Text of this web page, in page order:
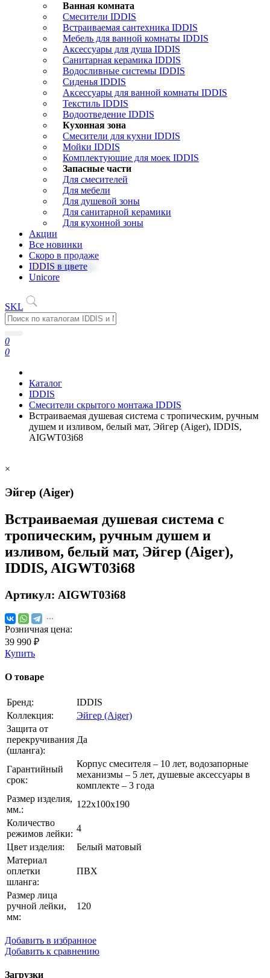
Ванная комната
Смесители IDDIS
Встраиваемая сантехника IDDIS
Мебель для ванной комнаты IDDIS
Аксессуары для душа IDDIS
Санитарная керамика IDDIS
Водосливные системы IDDIS
Сиденья IDDIS
Аксессуары для ванной комнаты IDDIS
Текстиль IDDIS
Водоотведение IDDIS
Кухонная зона
Смесители для кухни IDDIS
Мойки IDDIS
Комплектующие для моек IDDIS
Запасные части
Для смесителей
Для мебели
Для душевой зоны
Для санитарной керамики
Для кухонной зоны
Акции
Все новинки
Скоро в продаже
IDDIS в цвете
Unicore
SKL
0
0
Каталог
IDDIS
Смесители скрытого монтажа IDDIS
Встраиваемая душевая система с тропическим, ручным
душем и изливом, белый мат, Эйгер (Aiger), IDDIS,
AIGWT03i68
×
Эйгер (Aiger)
Встраиваемая душевая система с
тропическим, ручным душем и
изливом, белый мат, Эйгер (Aiger),
IDDIS, AIGWT03i68
Артикул: AIGWT03i68
Розничная цена:
39 990 ₽
Купить
О товаре
Бренд:
IDDIS
Коллекция:
Эйгер (Aiger)
Защита от
перекручивания
(шланга):
Да
Гарантийный
срок:
Корпус смесителя – 10 лет, водозапорные
механизмы – 5 лет, душевые аксессуары в
комплекте – 3 года
Размер изделия,
мм.:
122х100х190
Количество
режимов лейки:
4
Цвет изделия:
Белый матовый
Материал
оплетки
шланга:
ПВХ
Размер лица
ручной лейки,
мм:
120
Добавить в избранное
Добавить к сравнению
Загрузки